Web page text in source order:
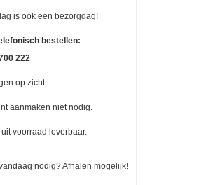
is ook een bezorgdag!
bestellen:
222
op zicht.
aanmaken niet nodig.
uit voorraad leverbaar.
nodig? Afhalen mogelijk!